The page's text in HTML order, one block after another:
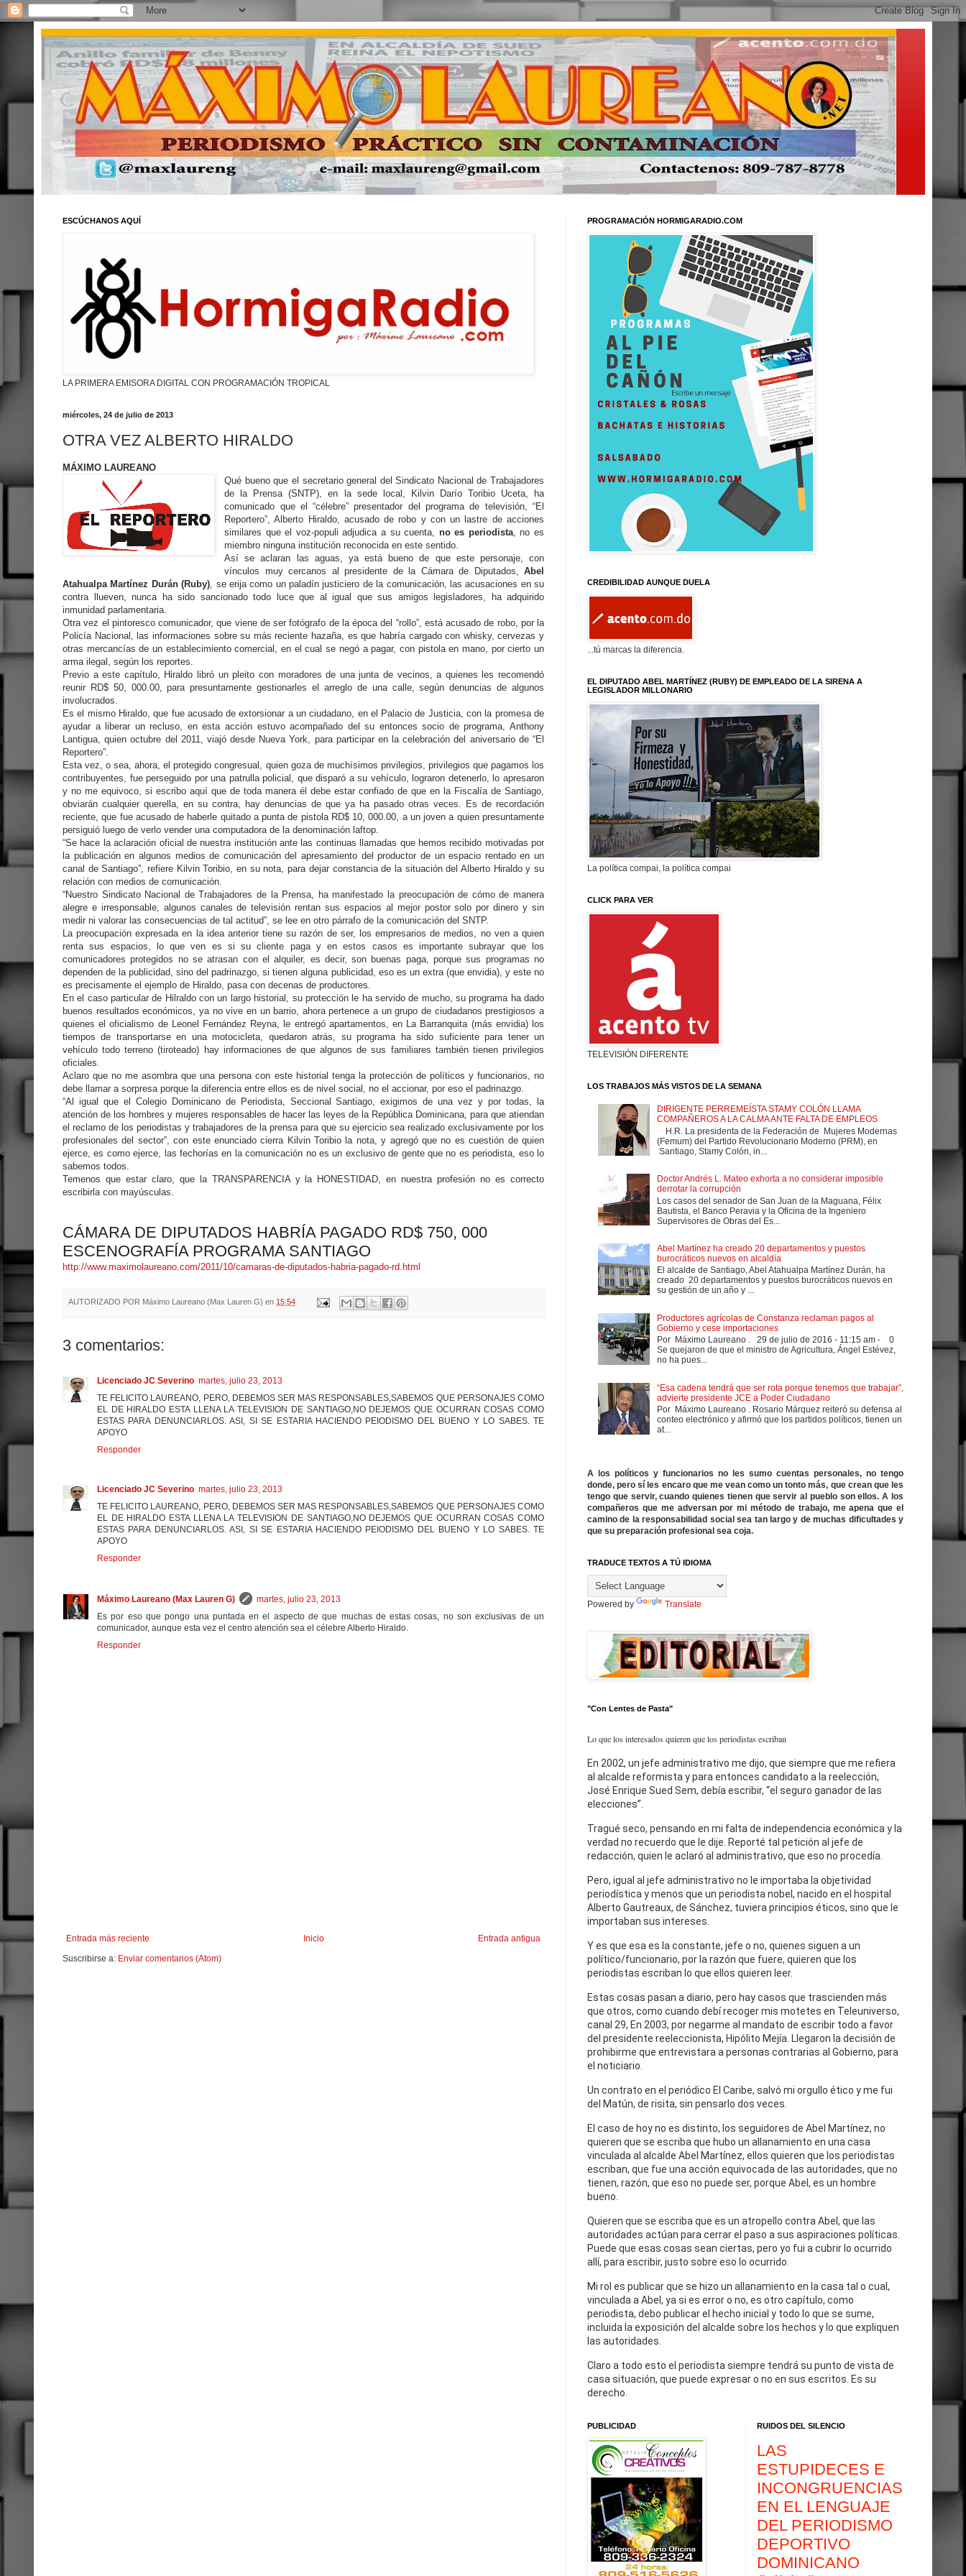
ESCÚCHANOS AQUÍ
LA PRIMERA EMISORA DIGITAL CON PROGRAMACIÓN TROPICAL
miércoles, 24 de julio de 2013
OTRA VEZ ALBERTO HIRALDO
MÁXIMO LAUREANO
Qué bueno que el secretario general del Sindicato Nacional de Trabajadores
de la Prensa (SNTP), en la sede local, Kilvin Darío Toribio Uceta, ha
comunicado que el “célebre” presentador del programa de televisión, “El
Reportero”, Alberto Hiraldo, acusado de robo y con un lastre de acciones
similares que el voz-populi adjudica a su cuenta, no es periodista, no es
miembro ninguna institución reconocida en este sentido.
Así se aclaran las aguas, ya está bueno de que este personaje, con
vínculos muy cercanos al presidente de la Cámara de Diputados, Abel
Atahualpa Martínez Durán (Ruby) , se erija como un paladín justiciero de la comunicación, las acusaciones en su
contra llueven, nunca ha sido sancionado todo luce que al igual que sus amigos legisladores, ha adquirido
inmunidad parlamentaria.
Otra vez el pintoresco comunicador, que viene de ser fotógrafo de la época del “rollo”, está acusado de robo, por la
Policía Nacional, las informaciones sobre su más reciente hazaña, es que habría cargado con whisky, cervezas y
otras mercancías de un establecimiento comercial, en el cual se negó a pagar, con pistola en mano, por cierto un
arma ilegal, según los reportes.
Previo a este capítulo, Hiraldo libró un pleito con moradores de una junta de vecinos, a quienes les recomendó
reunir RD$ 50, 000.00, para presuntamente gestionarles el arreglo de una calle, según denuncias de algunos
involucrados.
Es el mismo Hiraldo, que fue acusado de extorsionar a un ciudadano, en el Palacio de Justicia, con la promesa de
ayudar a liberar un recluso, en esta acción estuvo acompañado del su entonces socio de programa, Anthony
Lantigua, quien octubre del 2011, viajó desde Nueva York, para participar en la celebración del aniversario de “El
Reportero”.
Esta vez, o sea, ahora, el protegido congresual, quien goza de muchísimos privilegios, privilegios que pagamos los
contribuyentes, fue perseguido por una patrulla policial, que disparó a su vehículo, lograron detenerlo, lo apresaron
y no me equivoco, si escribo aquí que de toda manera él debe estar confiado de que en la Fiscalía de Santiago,
obviarán cualquier querella, en su contra, hay denuncias de que ya ha pasado otras veces. Es de recordación
reciente, que fue acusado de haberle quitado a punta de pistola RD$ 10, 000.00, a un joven a quien presuntamente
persiguió luego de verlo vender una computadora de la denominación laftop.
“Se hace la aclaración oficial de nuestra institución ante las continuas llamadas que hemos recibido motivadas por
la publicación en algunos medios de comunicación del apresamiento del productor de un espacio rentado en un
canal de Santiago”, refiere Kilvin Toribio, en su nota, para dejar constancia de la situación del Alberto Hiraldo y su
relación con medios de comunicación.
“Nuestro Sindicato Nacional de Trabajadores de la Prensa, ha manifestado la preocupación de cómo de manera
alegre e irresponsable, algunos canales de televisión rentan sus espacios al mejor postor solo por dinero y sin
medir ni valorar las consecuencias de tal actitud”, se lee en otro párrafo de la comunicación del SNTP.
La preocupación expresada en la idea anterior tiene su razón de ser, los empresarios de medios, no ven a quien
renta sus espacios, lo que ven es si su cliente paga y en estos casos es importante subrayar que los
comunicadores protegidos no se atrasan con el alquiler, es decir, son buenas paga, porque sus programas no
dependen de la publicidad, sino del padrinazgo, si tienen alguna publicidad, eso es un extra (que envidia), y este no
es precisamente el ejemplo de Hiraldo, pasa con decenas de productores.
En el caso particular de Hilraldo con un largo historial, su protección le ha servido de mucho, su programa ha dado
buenos resultados económicos, ya no vive en un barrio, ahora pertenece a un grupo de ciudadanos prestigiosos a
quienes el oficialismo de Leonel Fernández Reyna, le entregó apartamentos, en La Barranquita (más envidia) los
tiempos de transportarse en una motocicleta, quedaron atrás, su programa ha sido suficiente para tener un
vehículo todo terreno (tiroteado) hay informaciones de que algunos de sus familiares también tienen privilegios
oficiales.
Aclaro que no me asombra que una persona con este historial tenga la protección de políticos y funcionarios, no
debe llamar a sorpresa porque la diferencia entre ellos es de nivel social, no el accionar, por eso el padrinazgo.
“Al igual que el Colegio Dominicano de Periodista, Seccional Santiago, exigimos de una vez y por todas, la
atención de los hombres y mujeres responsables de hacer las leyes de la República Dominicana, para que atiendan
el reclamo de los periodistas y trabajadores de la prensa para que su ejercicio sea realizado exclusivamente por los
profesionales del sector”, con este enunciado cierra Kilvin Toribio la nota, y agregó que no es cuestión de quien
ejerce, es como ejerce, las fechorías en la comunicación no es un exclusivo de gente que no es periodista, eso lo
sabemos todos.
Temenos que estar claro, que la TRANSPARENCIA y la HONESTIDAD, en nuestra profesión no es correcto
escribirla con mayúsculas.
CÁMARA DE DIPUTADOS HABRÍA PAGADO RD$ 750, 000
ESCENOGRAFÍA PROGRAMA SANTIAGO
http://www.maximolaureano.com/2011/10/camaras-de-diputados-habria-pagado-rd.html
AUTORIZADO POR Máximo Laureano (Max Lauren G) en 15:54
3 comentarios:
Licenciado JC Severino martes, julio 23, 2013
TE FELICITO LAUREANO, PERO, DEBEMOS SER MAS RESPONSABLES,SABEMOS QUE PERSONAJES COMO
EL DE HIRALDO ESTA LLENA LA TELEVISION DE SANTIAGO,NO DEJEMOS QUE OCURRAN COSAS COMO
ESTAS PARA DENUNCIARLOS. ASI, SI SE ESTARIA HACIENDO PEIODISMO DEL BUENO Y LO SABES. TE
APOYO
Responder
Licenciado JC Severino martes, julio 23, 2013
TE FELICITO LAUREANO, PERO, DEBEMOS SER MAS RESPONSABLES,SABEMOS QUE PERSONAJES COMO
EL DE HIRALDO ESTA LLENA LA TELEVISION DE SANTIAGO,NO DEJEMOS QUE OCURRAN COSAS COMO
ESTAS PARA DENUNCIARLOS. ASI, SI SE ESTARIA HACIENDO PEIODISMO DEL BUENO Y LO SABES. TE
APOYO
Responder
Máximo Laureano (Max Lauren G)
martes, julio 23, 2013
Es por eso que pongo una puntada en el aspecto de que muchas de estas cosas, no son exclusivas de un
comunicador, aunque esta vez el centro atención sea el célebre Alberto Hiraldo.
Responder
Entrada más reciente Entrada antigua
Inicio
Suscribirse a: Enviar comentarios (Atom)
PROGRAMACIÓN HORMIGARADIO.COM
CREDIBILIDAD AUNQUE DUELA
...tú marcas la diferencia.
EL DIPUTADO ABEL MARTÍNEZ (RUBY) DE EMPLEADO DE LA SIRENA A
LEGISLADOR MILLONARIO
La política compai, la política compai
CLICK PARA VER
TELEVISIÓN DIFERENTE
LOS TRABAJOS MÁS VISTOS DE LA SEMANA
DIRIGENTE PERREMEÍSTA STAMY COLÓN LLAMA
COMPAÑEROS A LA CALMA ANTE FALTA DE EMPLEOS
H.R. La presidenta de la Federación de Mujeres Modernas
(Femum) del Partido Revolucionario Moderno (PRM), en
Santiago, Stamy Colón, in...
Doctor Andrés L. Mateo exhorta a no considerar imposible
derrotar la corrupción
Los casos del senador de San Juan de la Maguana, Félix
Bautista, el Banco Peravia y la Oficina de la Ingeniero
Supervisores de Obras del Es...
Abel Martínez ha creado 20 departamentos y puestos
burocráticos nuevos en alcaldía
El alcalde de Santiago, Abel Atahualpa Martínez Durán, ha
creado 20 departamentos y puestos burocráticos nuevos en
su gestión de un año y ...
Productores agrícolas de Constanza reclaman pagos al
Gobierno y cese importaciones
Por Máximo Laureano . 29 de julio de 2016 - 11:15 am - 0
Se quejaron de que el ministro de Agricultura, Ángel Estévez,
no ha pues...
“Esa cadena tendrá que ser rota porque tenemos que trabajar”,
advierte presidente JCE a Poder Ciudadano
Por Máximo Laureano . Rosario Márquez reiteró su defensa al
conteo electrónico y afirmó que los partidos políticos, tienen un
at...
A los políticos y funcionarios no les sumo cuentas personales, no tengo
donde, pero sí les encaro que me vean como un tonto más, que crean que les
tengo que servir, cuando quienes tienen que servir al pueblo son ellos. A los
compañeros que me adversan por mi método de trabajo, me apena que el
camino de la responsabilidad social sea tan largo y de muchas dificultades y
que su preparación profesional sea coja.
TRADUCE TEXTOS A TÚ IDIOMA
Powered by Translate
"Con Lentes de Pasta"
Lo que los interesados quieren que los periodistas escriban
En 2002, un jefe administrativo me dijo, que siempre que me refiera
al alcalde reformista y para entonces candidato a la reelección,
José Enrique Sued Sem, debía escribir, “el seguro ganador de las
elecciones”.
Tragué seco, pensando en mi falta de independencia económica y la
verdad no recuerdo que le dije. Reporté tal petición al jefe de
redacción, quien le aclaró al administrativo, que eso no procedía.
Pero, igual al jefe administrativo no le importaba la objetividad
periodística y menos que un periodista nobel, nacido en el hospital
Alberto Gautreaux, de Sánchez, tuviera principios éticos, sino que le
importaban sus intereses.
Y es que esa es la constante, jefe o no, quienes siguen a un
político/funcionario, por la razón que fuere, quieren que los
periodistas escriban lo que ellos quieren leer.
Estas cosas pasan a diario, pero hay casos que trascienden más
que otros, como cuando debí recoger mis motetes en Teleuniverso,
canal 29, En 2003, por negarme al mandato de escribir todo a favor
del presidente reeleccionista, Hipólito Mejía. Llegaron la decisión de
prohibirme que entrevistara a personas contrarias al Gobierno, para
el noticiario.
Un contrato en el periódico El Caribe, salvó mi orgullo ético y me fui
del Matún, de risita, sin pensarlo dos veces.
El caso de hoy no es distinto, los seguidores de Abel Martínez, no
quieren que se escriba que hubo un allanamiento en una casa
vinculada al alcalde Abel Martínez, ellos quieren que los periodistas
escriban, que fue una acción equivocada de las autoridades, que no
tienen, razón, que eso no puede ser, porque Abel, es un hombre
bueno.
Quieren que se escriba que es un atropello contra Abel, que las
autoridades actúan para cerrar el paso a sus aspiraciones políticas.
Puede que esas cosas sean ciertas, pero yo fui a cubrir lo ocurrido
allí, para escribir, justo sobre eso lo ocurrido.
Mi rol es publicar que se hizo un allanamiento en la casa tal o cual,
vinculada a Abel, ya si es error o no, es otro capítulo, como
periodista, debo publicar el hecho inicial y todo lo que se sume,
incluida la exposición del alcalde sobre los hechos y lo que expliquen
las autoridades.
Claro a todo esto el periodista siempre tendrá su punto de vista de
casa situación, que puede expresar o no en sus escritos. Es su
derecho.
PUBLICIDAD RUIDOS DEL SILENCIO
LAS
ESTUPIDECES E
INCONGRUENCIAS
EN EL LENGUAJE
DEL PERIODISMO
DEPORTIVO
DOMINICANO